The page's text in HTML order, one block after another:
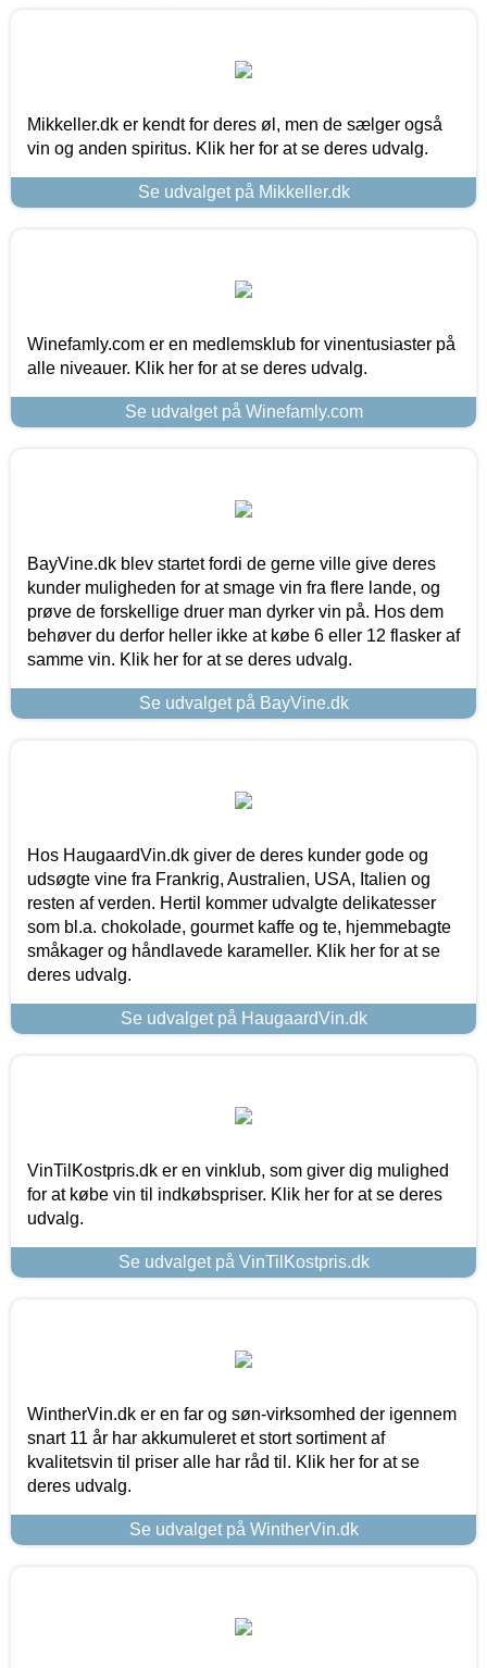
Mikkeller.dk er kendt for deres øl, men de sælger også
vin og anden spiritus. Klik her for at se deres udvalg.
Se udvalget på Mikkeller.dk
Winefamly.com er en medlemsklub for vinentusiaster på
alle niveauer. Klik her for at se deres udvalg.
Se udvalget på Winefamly.com
BayVine.dk blev startet fordi de gerne ville give deres
kunder muligheden for at smage vin fra flere lande, og
prøve de forskellige druer man dyrker vin på. Hos dem
behøver du derfor heller ikke at købe 6 eller 12 flasker af
samme vin. Klik her for at se deres udvalg.
Se udvalget på BayVine.dk
Hos HaugaardVin.dk giver de deres kunder gode og
udsøgte vine fra Frankrig, Australien, USA, Italien og
resten af verden. Hertil kommer udvalgte delikatesser
som bl.a. chokolade, gourmet kaffe og te, hjemmebagte
småkager og håndlavede karameller. Klik her for at se
deres udvalg.
Se udvalget på HaugaardVin.dk
VinTilKostpris.dk er en vinklub, som giver dig mulighed
for at købe vin til indkøbspriser. Klik her for at se deres
udvalg.
Se udvalget på VinTilKostpris.dk
WintherVin.dk er en far og søn-virksomhed der igennem
snart 11 år har akkumuleret et stort sortiment af
kvalitetsvin til priser alle har råd til. Klik her for at se
deres udvalg.
Se udvalget på WintherVin.dk